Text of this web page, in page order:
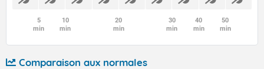
5
min
10
min
20
min
30
min
40
min
50
min
Comparaison aux normales